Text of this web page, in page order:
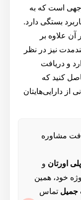
است که به
بستگی دارد.
علاوه بر
نیز در نظر
و دریافت
کنید که
دارایی‌هایتان
مشاوره
اورتان و
خود، همین
جمیل تماس